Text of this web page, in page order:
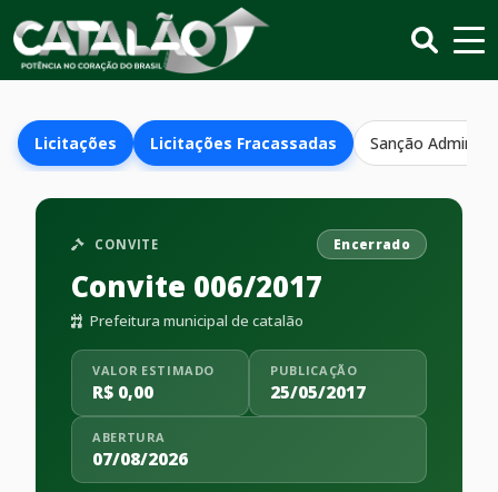
Licitações Licitações Fracassadas Sanção
CONVITE Encerrado
Convite 006/2017
Prefeitura municipal de catalão
VALOR ESTIMADO
R$ 0,00
PUBLICAÇÃO
25/05/2017
ABERTURA
07/08/2026